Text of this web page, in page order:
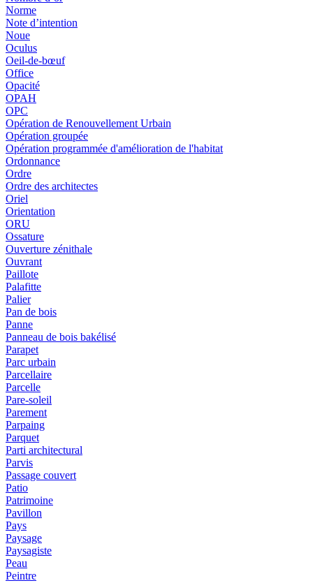
Norme
Note d’intention
Noue
Oculus
Oeil-de-bœuf
Office
Opacité
OPAH
OPC
Opération de Renouvellement Urbain
Opération groupée
Opération programmée d'amélioration de l'habitat
Ordonnance
Ordre
Ordre des architectes
Oriel
Orientation
ORU
Ossature
Ouverture zénithale
Ouvrant
Paillote
Palafitte
Palier
Pan de bois
Panne
Panneau de bois bakélisé
Parapet
Parc urbain
Parcellaire
Parcelle
Pare-soleil
Parement
Parpaing
Parquet
Parti architectural
Parvis
Passage couvert
Patio
Patrimoine
Pavillon
Pays
Paysage
Paysagiste
Peau
Peintre